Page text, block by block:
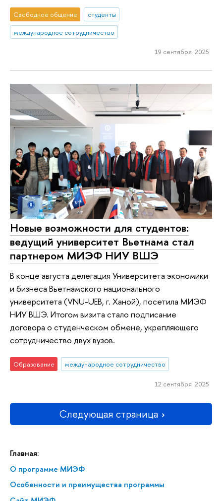
Главная:
О программе МИЭФ
Особенности и преимущества программы
Свободное общение
студенты
международное сотрудничество
19 сентября 2025
Новые возможности для студентов:
ведущий университет Вьетнама стал
партнером МИЭФ НИУ ВШЭ
В конце августа делегация Университета экономики
и бизнеса Вьетнамского национального
университета (VNU-UEB, г. Ханой), посетила МИЭФ
НИУ ВШЭ. Итогом визита стало подписание
договора о студенческом обмене, укрепляющего
сотрудничество двух вузов.
Образование международное сотрудничество
12 сентября 2025
Следующая страница